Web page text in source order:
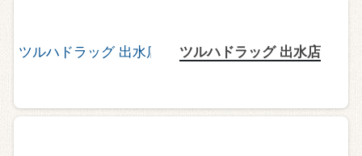
ツルハドラッグ 出水店